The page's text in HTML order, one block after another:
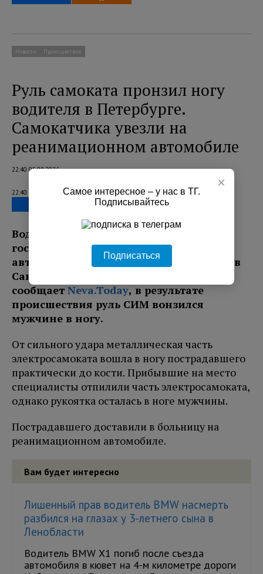
Новости Происшествия
Руль самоката пронзил ногу
водителя в Петербурге.
Самокатчика увезли на
реанимационном автомобиле
22:40 05.08.2026
22:40 05.08.2026
Водителя электросамоката
госпитализировали после ДТП с
автомобилем на Ленинском проспекте в
Санкт-Петербурге. Как
сообщает Neva.Today, в результате
происшествия руль СИМ вонзился
мужчине в ногу.
От сильного удара металлическая часть
электросамоката вошла в ногу пострадавшего
практически до кости. Прибывшие на место
специалисты отпилили часть электросамоката,
однако рукоятка осталась в ноге мужчины.
Пострадавшего доставили в больницу на
реанимационном автомобиле.
Вам будет интересно
Лишенный прав водитель BMW насмерть
разбился на глазах у 3-летнего сына в
Ленобласти
Водитель BMW X1 погиб после съезда
автомобиля в кювет на 4-м километре дороги
×
Самое интересное – у нас в ТГ.
Подписывайтесь
Подписаться